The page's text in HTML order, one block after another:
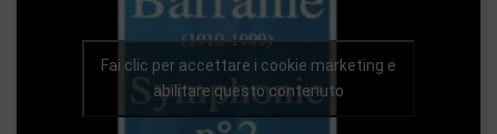
Fai clic per accettare i cookie marketing e
abilitare questo contenuto